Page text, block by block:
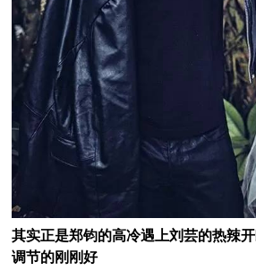
其实正是郑钧的高冷遇上刘芸的热辣
调节的刚刚好